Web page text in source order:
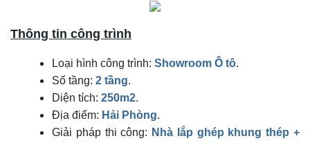
Thông tin công trình
Loại hình công trình: Showroom Ô tô.
Số tầng: 2 tầng.
Diện tích: 250m2.
Địa điểm: Hải Phòng.
Giải pháp thi công: Nhà lắp ghép khung thép +